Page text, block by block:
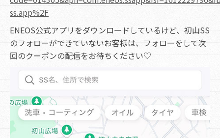
ss.app%2F
ENEOS公式アプリをダウンロードしているけど、初山SS
のフォローができていないお客様は、フォローをして次
回のクーポンの配信をお待ちください♡